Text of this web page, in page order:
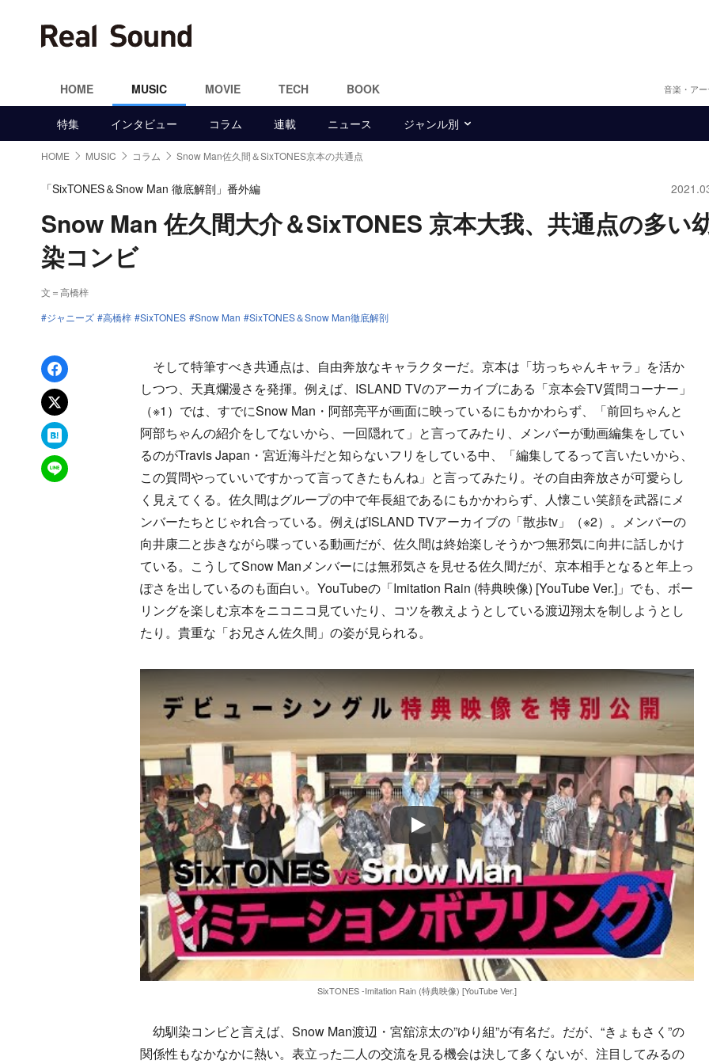
HOME MUSIC MOVIE TECH BOOK 音楽・ア
特集 インタビュー コラム 連載 ニュース ジャンル別
HOME MUSIC コラム Snow Man佐久間＆SixTONES京本の共通点
「SixTONES＆Snow Man 徹底解剖」番外編
Snow Man 佐久間大介＆SixTONES 京本大我、共通点の多い
染コンビ
文＝高橋梓
ジャニーズ
高橋梓 SixTONES Snow Man SixTONES＆Snow Man徹底解剖
Facebookでシェア
xでポスト
はてなブックマーク
LINEで送る
そして特筆すべき共通点は、自由奔放なキャラクターだ。京本は「坊っちゃんキャラ」を活か
しつつ、天真爛漫さを発揮。例えば、ISLAND TVのアーカイブにある「京本会TV質問コーナー」
（※1）では、すでにSnow Man・阿部亮平が画面に映っているにもかかわらず、「前回ちゃんと
阿部ちゃんの紹介をしてないから、一回隠れて」と言ってみたり、メンバーが動画編集をしてい
るのがTravis Japan・宮近海斗だと知らないフリをしている中、「編集してるって言いたいから、
この質問やっていいですかって言ってきたもんね」と言ってみたり。その自由奔放さが可愛らし
く見えてくる。佐久間はグループの中で年長組であるにもかかわらず、人懐こい笑顔を武器にメ
ンバーたちとじゃれ合っている。例えばISLAND TVアーカイブの「散歩tv」（※2）。メンバーの
向井康二と歩きながら喋っている動画だが、佐久間は終始楽しそうかつ無邪気に向井に話しかけ
ている。こうしてSnow Manメンバーには無邪気さを見せる佐久間だが、京本相手となると年上っ
ぽさを出しているのも面白い。YouTubeの「Imitation Rain (特典映像) [YouTube Ver.]」でも、ボー
リングを楽しむ京本をニコニコ見ていたり、コツを教えようとしている渡辺翔太を制しようとし
たり。貴重な「お兄さん佐久間」の姿が見られる。
Play
SixTONES -Imitation Rain (特典映像) [YouTube Ver.]
幼馴染コンビと言えば、Snow Man渡辺・宮舘涼太の”ゆり組”が有名だ。だが、“きょもさく”の
関係性もなかなかに熱い。表立った二人の交流を見る機会は決して多くないが、注目してみるの